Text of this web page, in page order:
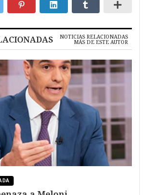
NOTICIAS RELACIONADAS
MÁS DE ESTE AUTOR